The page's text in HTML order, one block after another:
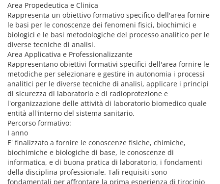
Area Propedeutica e Clinica
Rappresenta un obiettivo formativo specifico dell'area fornire
le basi per le conoscenze dei fenomeni fisici, biochimici e
biologici e le basi metodologiche del processo analitico per le
diverse tecniche di analisi.
Area Applicativa e Professionalizzante
Rappresentano obiettivi formativi specifici dell'area fornire le
metodiche per selezionare e gestire in autonomia i processi
analitici per le diverse tecniche di analisi, applicare i principi
di sicurezza di laboratorio e di radioprotezione e
l'organizzazione delle attività di laboratorio biomedico quale
entità all'interno del sistema sanitario.
Percorso formativo:
I anno
E' finalizzato a fornire le conoscenze fisiche, chimiche,
biochimiche e biologiche di base, le conoscenze di
informatica, e di buona pratica di laboratorio, i fondamenti
della disciplina professionale. Tali requisiti sono
fondamentali per affrontare la prima esperienza di tirocinio